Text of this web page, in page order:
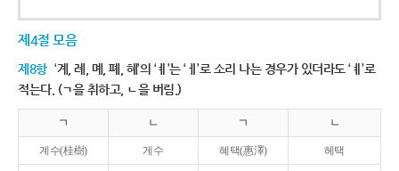
제4절 모음
제8항 ‘계, 례, 몌, 폐, 혜’의 ‘ㅖ’는 ‘ㅔ’로 소리 나는 경우가 있더라도 ‘ㅖ’로
적는다. (ㄱ을 취하고, ㄴ을 버림.)
ㄱ ㄴ ㄱ ㄴ
계수(桂樹) 게수 혜택(惠澤) 헤택